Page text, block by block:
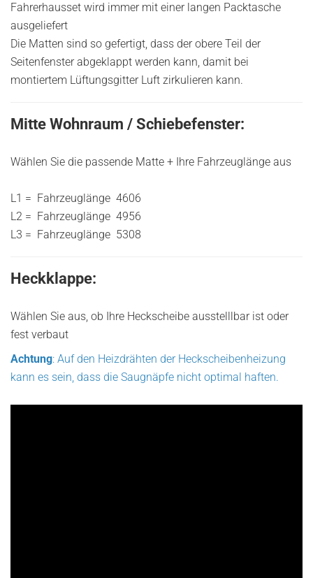
Fahrerhausset wird immer mit einer langen Packtasche
ausgeliefert
Die Matten sind so gefertigt, dass der obere Teil der
Seitenfenster abgeklappt werden kann, damit bei
montiertem Lüftungsgitter Luft zirkulieren kann.
Mitte Wohnraum / Schiebefenster:
Wählen Sie die passende Matte + Ihre Fahrzeuglänge aus
L1 = Fahrzeuglänge 4606
L2 = Fahrzeuglänge 4956
L3 = Fahrzeuglänge 5308
Heckklappe:
Wählen Sie aus, ob Ihre Heckscheibe ausstelllbar ist oder
fest verbaut
Achtung: Auf den Heizdrähten der Heckscheibenheizung
kann es sein, dass die Saugnäpfe nicht optimal haften.